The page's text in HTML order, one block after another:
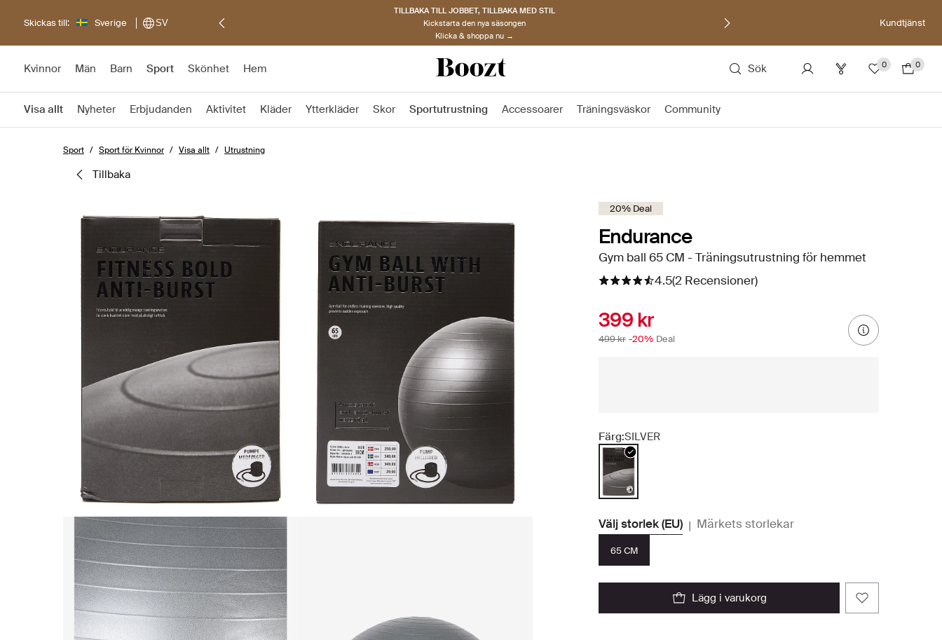
Skickas till: Sverige SV
TILLBAKA TILL JOBBET, TILLBAKA MED STIL
Kickstarta den nya säsongen
Klicka & shoppa nu →
Kundtjänst
Kvinnor Män Barn Sport Skönhet Hem Sök 0 0
Visa allt Nyheter Erbjudanden Aktivitet Kläder Ytterkläder Skor Sportutrustning Accessoarer Träningsväskor Community
Sport Sport för Kvinnor Visa allt Utrustning
tillbaka
20% Deal
Endurance
Gym ball 65 CM - Träningsutrustning för hemmet
4.5(2 Recensioner)
399 kr
499 kr -20% Deal
Färg:SILVER
Välj storlek (EU) | Märkets storlekar
65 CM
lägg i varukorg